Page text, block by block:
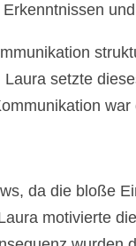
setzte
war
da die bloße
motivierte